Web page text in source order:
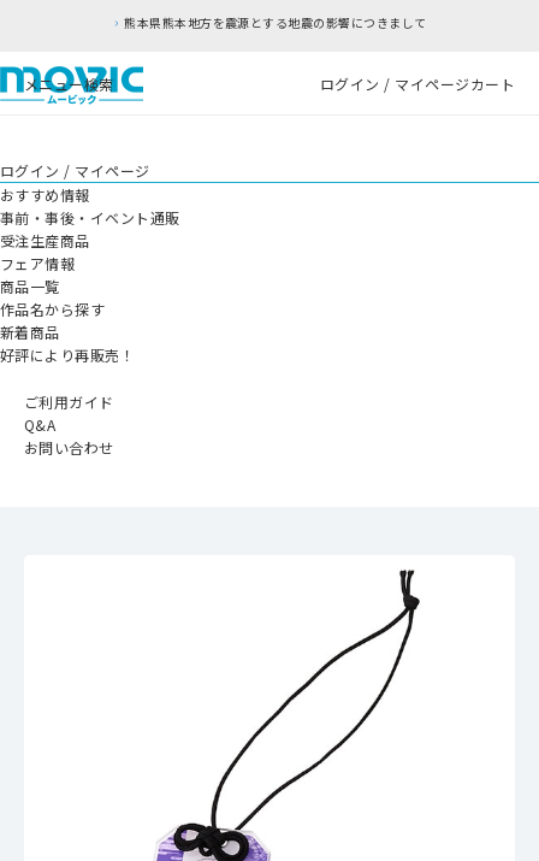
熊本県熊本地方を震源とする地震の影響につきまして
メニュー検索 ログイン / マイページカート
ログイン / マイページ
おすすめ情報
事前・事後・イベント通販
受注生産商品
フェア情報
商品一覧
作品名から探す
新着商品
好評により再販売！
ご利用ガイド
Q&A
お問い合わせ